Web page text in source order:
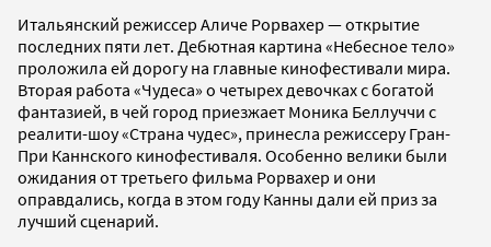
Итальянский режиссер Аличе Рорвахер — открытие
последних пяти лет. Дебютная картина «Небесное тело»
проложила ей дорогу на главные кинофестивали мира.
Вторая работа «Чудеса» о четырех девочках с богатой
фантазией, в чей город приезжает Моника Беллуччи с
реалити-шоу «Страна чудес», принесла режиссеру Гран-
При Каннского кинофестиваля. Особенно велики были
ожидания от третьего фильма Рорвахер и они
оправдались, когда в этом году Канны дали ей приз за
лучший сценарий.